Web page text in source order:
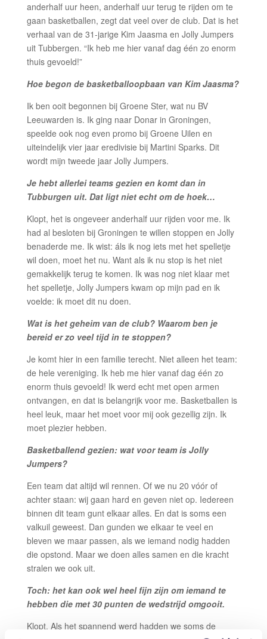
anderhalf uur heen, anderhalf uur terug te rijden om te
gaan basketballen, zegt dat veel over de club. Dat is het
verhaal van de 31-jarige Kim Jaasma en Jolly Jumpers
uit Tubbergen. “Ik heb me hier vanaf dag één zo enorm
thuis gevoeld!”
Hoe begon de basketballoopbaan van Kim Jaasma?
Ik ben ooit begonnen bij Groene Ster, wat nu BV
Leeuwarden is. Ik ging naar Donar in Groningen,
speelde ook nog even promo bij Groene Uilen en
uiteindelijk vier jaar eredivisie bij Martini Sparks. Dit
wordt mijn tweede jaar Jolly Jumpers.
Je hebt allerlei teams gezien en komt dan in
Tubburgen uit. Dat ligt niet echt om de hoek…
Klopt, het is ongeveer anderhalf uur rijden voor me. Ik
had al besloten bij Groningen te willen stoppen en Jolly
benaderde me. Ik wist: áls ik nog iets met het spelletje
wil doen, moet het nu. Want als ik nu stop is het niet
gemakkelijk terug te komen. Ik was nog niet klaar met
het spelletje, Jolly Jumpers kwam op mijn pad en ik
voelde: ik moet dit nu doen.
Wat is het geheim van de club? Waarom ben je
bereid er zo veel tijd in te stoppen?
Je komt hier in een familie terecht. Niet alleen het team:
de hele vereniging. Ik heb me hier vanaf dag één zo
enorm thuis gevoeld! Ik werd echt met open armen
ontvangen, en dat is belangrijk voor me. Basketballen is
heel leuk, maar het moet voor mij ook gezellig zijn. Ik
moet plezier hebben.
Basketballend gezien: wat voor team is Jolly
Jumpers?
Een team dat altijd wil rennen. Of we nu 20 vóór of
achter staan: wij gaan hard en geven niet op. Iedereen
binnen dit team gunt elkaar alles. En dat is soms een
valkuil geweest. Dan gunden we elkaar te veel en
bleven we maar passen, als we iemand nodig hadden
die opstond. Maar we doen alles samen en die kracht
stralen we ook uit.
Toch: het kan ook wel heel fijn zijn om iemand te
hebben die met 30 punten de wedstrijd omgooit.
Klopt. Als het spannend werd hadden we soms de